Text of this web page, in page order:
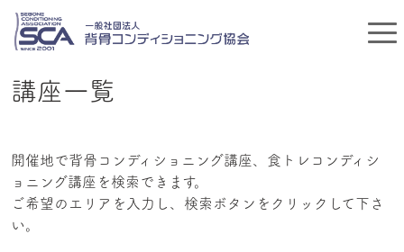
講座一覧
開催地で背骨コンディショニング講座、食トレコンディシ
ョニング講座を検索できます。
ご希望のエリアを入力し、検索ボタンをクリックして下さ
い。